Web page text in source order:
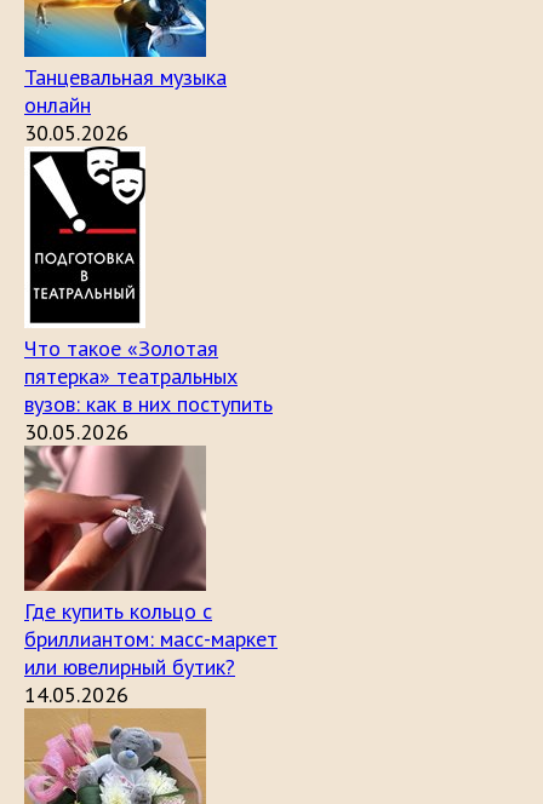
Танцевальная музыка
онлайн
30.05.2026
Что такое «Золотая
пятерка» театральных
вузов: как в них поступить
30.05.2026
Где купить кольцо с
бриллиантом: масс-маркет
или ювелирный бутик?
14.05.2026